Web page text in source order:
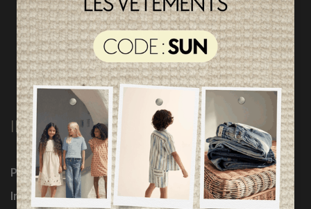
INFORMATIONS
Programme Loyauté
Influenceuses